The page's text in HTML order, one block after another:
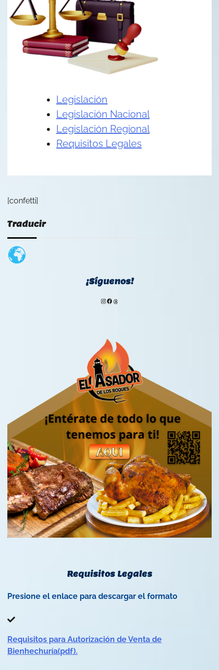
Legislación
Legislación Nacional
Legislación Regional
Requisitos Legales
[confetti]
Traducir
¡Síguenos!
Instagram
Facebook
Threads
Requisitos Legales
Presione el enlace para descargar el formato
Requisitos para Autorización de Venta de
Bienhechuría(pdf).